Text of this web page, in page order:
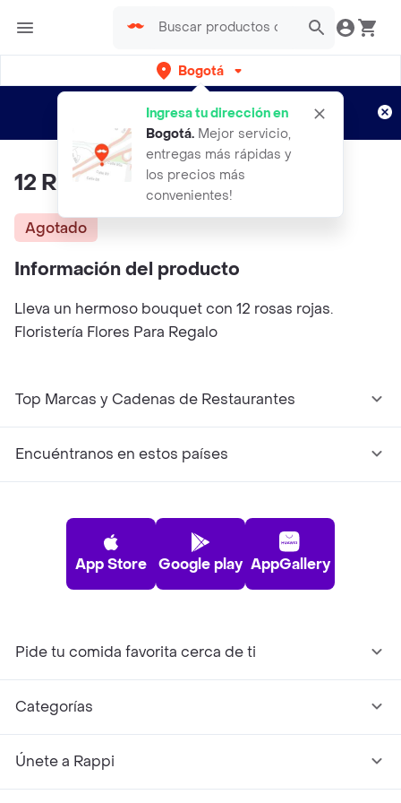
Bogotá
Ingresa tu dirección en
Bogotá. Mejor servicio,
entregas más rápidas y
los precios más
convenientes!
envíos gratis por semanas
Aplican TyC
12 Rosas Rojas Bouquet
Agotado
Información del producto
Lleva un hermoso bouquet con 12 rosas rojas.
Floristería Flores Para Regalo
Top Marcas y Cadenas de Restaurantes
Encuéntranos en estos países
App Store Google play AppGallery
Pide tu comida favorita cerca de ti
Categorías
Únete a Rappi